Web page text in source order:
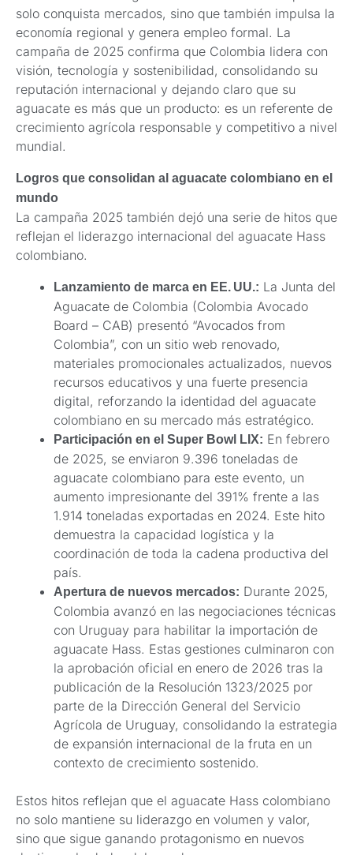
solo conquista mercados, sino que también impulsa la
economía regional y genera empleo formal. La
campaña de 2025 confirma que Colombia lidera con
visión, tecnología y sostenibilidad, consolidando su
reputación internacional y dejando claro que su
aguacate es más que un producto: es un referente de
crecimiento agrícola responsable y competitivo a nivel
mundial.
Logros que consolidan al aguacate colombiano en el
mundo
La campaña 2025 también dejó una serie de hitos que
reflejan el liderazgo internacional del aguacate Hass
colombiano.
Lanzamiento de marca en EE. UU.: La Junta del
Aguacate de Colombia (Colombia Avocado
Board – CAB) presentó “Avocados from
Colombia”, con un sitio web renovado,
materiales promocionales actualizados, nuevos
recursos educativos y una fuerte presencia
digital, reforzando la identidad del aguacate
colombiano en su mercado más estratégico.
Participación en el Super Bowl LIX: En febrero
de 2025, se enviaron 9.396 toneladas de
aguacate colombiano para este evento, un
aumento impresionante del 391% frente a las
1.914 toneladas exportadas en 2024. Este hito
demuestra la capacidad logística y la
coordinación de toda la cadena productiva del
país.
Apertura de nuevos mercados: Durante 2025,
Colombia avanzó en las negociaciones técnicas
con Uruguay para habilitar la importación de
aguacate Hass. Estas gestiones culminaron con
la aprobación oficial en enero de 2026 tras la
publicación de la Resolución 1323/2025 por
parte de la Dirección General del Servicio
Agrícola de Uruguay, consolidando la estrategia
de expansión internacional de la fruta en un
contexto de crecimiento sostenido.
Estos hitos reflejan que el aguacate Hass colombiano
no solo mantiene su liderazgo en volumen y valor,
sino que sigue ganando protagonismo en nuevos